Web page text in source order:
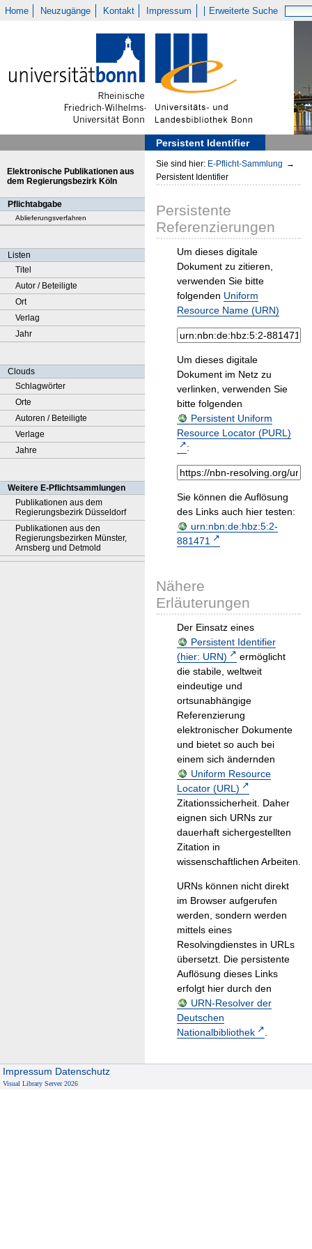
Home Neuzugänge Kontakt Impressum Erweiterte Suche
Persistent Identifier
Elektronische Publikationen aus
dem Regierungsbezirk Köln
Pflichtabgabe
Ablieferungsverfahren
Listen
Titel
Autor / Beteiligte
Ort
Verlag
Jahr
Clouds
Schlagwörter
Orte
Autoren / Beteiligte
Verlage
Jahre
Weitere E-Pflichtsammlungen
Publikationen aus dem
Regierungsbezirk Düsseldorf
Publikationen aus den
Regierungsbezirken Münster,
Arnsberg und Detmold
Sie sind hier: E-Pflicht-Sammlung →
Persistent Identifier
Persistente
Referenzierungen
Um dieses digitale
Dokument zu zitieren,
verwenden Sie bitte
folgenden Uniform
Resource Name (URN)
Um dieses digitale
Dokument im Netz zu
verlinken, verwenden Sie
bitte folgenden
Persistent Uniform
Resource Locator (PURL)
:
Sie können die Auflösung
des Links auch hier testen:
urn:nbn:de:hbz:5:2-
881471
Nähere
Erläuterungen
Der Einsatz eines
Persistent Identifier
(hier: URN)
ermöglicht
die stabile, weltweit
eindeutige und
ortsunabhängige
Referenzierung
elektronischer Dokumente
und bietet so auch bei
einem sich ändernden
Uniform Resource
Locator (URL)
Zitationssicherheit. Daher
eignen sich URNs zur
dauerhaft sichergestellten
Zitation in
wissenschaftlichen Arbeiten.
URNs können nicht direkt
im Browser aufgerufen
werden, sondern werden
mittels eines
Resolvingdienstes in URLs
übersetzt. Die persistente
Auflösung dieses Links
erfolgt hier durch den
URN-Resolver der
Deutschen
Nationalbibliothek
.
Impressum Datenschutz
Visual Library Server 2026